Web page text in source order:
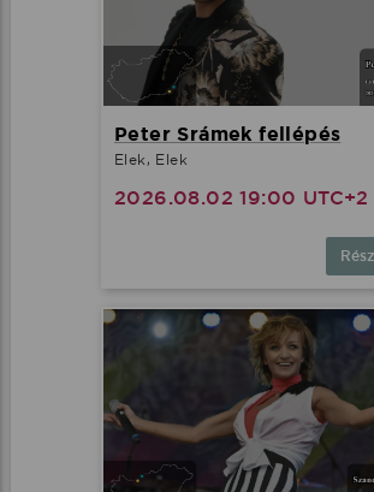
Peter Srámek fellépés
Elek, Elek
2026.08.02 19:00 UTC+2